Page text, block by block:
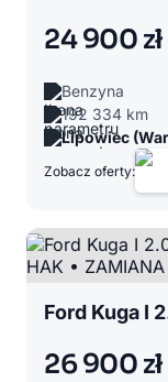
24 900 zł
Benzyna
192 334 km
Lipowiec
Zobacz oferty:
26 900 zł